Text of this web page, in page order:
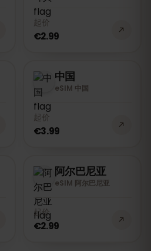
起价
€2.99
中国
eSIM 中国
起价
€3.99
阿尔巴尼亚
eSIM 阿尔巴尼亚
起价
€2.99